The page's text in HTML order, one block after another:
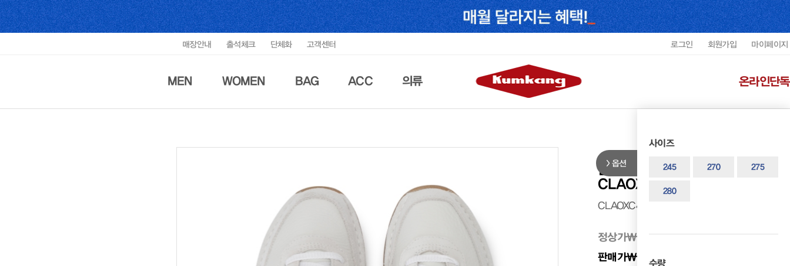
매장안내 출석체크 단체화 고객센터 로그인 회원가입 마이페이지
MEN WOMEN BAG ACC 의류 온라인단독
옵션
사이즈
245 270 275
280
수량
클락스 남성 캐주얼 쿠션 스니커즈
CLAOXC4794MF9
CLAOXC4794MF9
정상가₩ 298,000
판매가₩ 238,400